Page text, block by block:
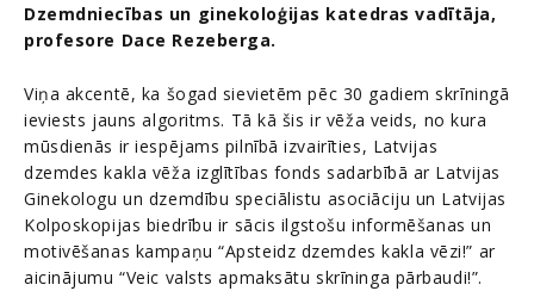
Dzemdniecības un ginekoloģijas katedras vadītāja,
profesore Dace Rezeberga.
Viņa akcentē, ka šogad sievietēm pēc 30 gadiem skrīningā
ieviests jauns algoritms. Tā kā šis ir vēža veids, no kura
mūsdienās ir iespējams pilnībā izvairīties, Latvijas
dzemdes kakla vēža izglītības fonds sadarbībā ar Latvijas
Ginekologu un dzemdību speciālistu asociāciju un Latvijas
Kolposkopijas biedrību ir sācis ilgstošu informēšanas un
motivēšanas kampaņu “Apsteidz dzemdes kakla vēzi!” ar
aicinājumu “Veic valsts apmaksātu skrīninga pārbaudi!”.